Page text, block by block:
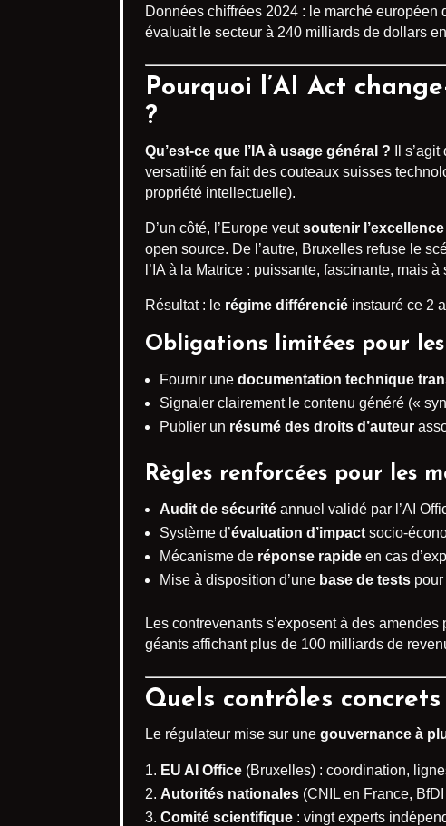
Données chiffrées 2024 : le marché européen
évaluait le secteur à 240 milliards de dollars
Pourquoi l’AI Act
?
Qu’est-ce que l’IA à usage général ? Il
versatilité en fait des couteaux suisses
propriété intellectuelle).
D’un côté, l’Europe veutsoutenir l’excellence
open source. De l’autre, Bruxelles refuse le
l’IA à la Matrice : puissante, fascinante, mais à
Résultat : le régime différencié instauré ce 2
Obligations limitées pour
Fournir une documentation technique
Signaler clairement le contenu généré («
Publier un résumé des droits d’auteur
Règles renforcées pour les
Audit de sécurité annuel validé par l’AI
Système d’évaluation d’impact socio-
Mécanisme de réponse rapide en cas
Mise à disposition d’une base de tests
Les contrevenants s’exposent à des amendes
géants affichant plus de 100 milliards de
Quels contrôles
Le régulateur mise sur une gouvernance à
EU AI Office (Bruxelles) : coordination,
Autorités nationales (CNIL en France,
Comité scientifique : vingt experts